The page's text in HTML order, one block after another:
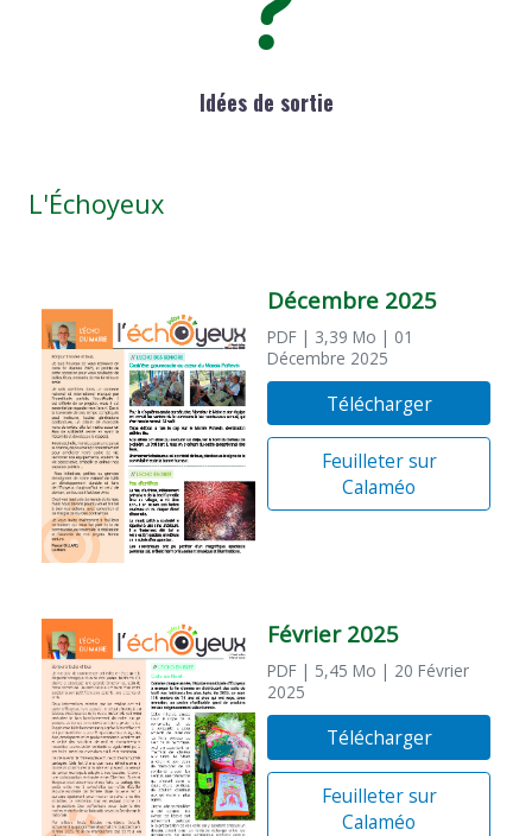
Idées de sortie
L'Échoyeux
Décembre 2025
PDF | 3,39 Mo | 01
Décembre 2025
Télécharger
Feuilleter sur
Calaméo
Février 2025
PDF | 5,45 Mo | 20 Février
2025
Télécharger
Feuilleter sur
Calaméo